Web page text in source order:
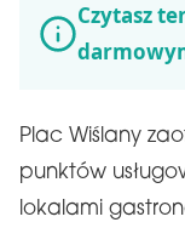
Czytasz
Plac Wiślany
punktów
lokalami